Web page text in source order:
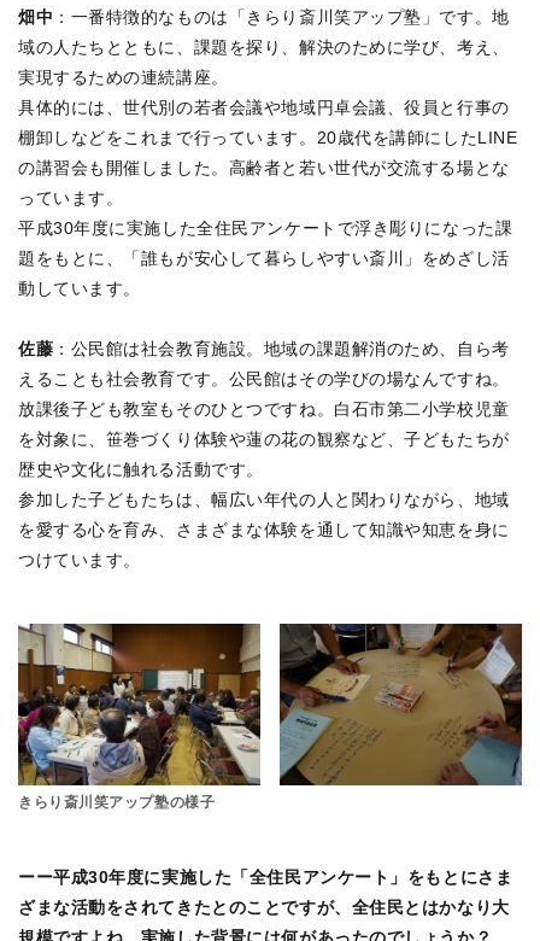
畑中 ：一番特徴的なものは「きらり斎川笑アップ塾」です。地
域の人たちとともに、課題を探り、解決のために学び、考え、
実現するための連続講座。
具体的には、世代別の若者会議や地域円卓会議、役員と行事の
棚卸しなどをこれまで行っています。20歳代を講師にしたLINE
の講習会も開催しました。高齢者と若い世代が交流する場とな
っています。
平成30年度に実施した全住民アンケートで浮き彫りになった課
題をもとに、「誰もが安心して暮らしやすい斎川」をめざし活
動しています。
佐藤 ：公民館は社会教育施設。地域の課題解消のため、自ら考
えることも社会教育です。公民館はその学びの場なんですね。
放課後子ども教室もそのひとつですね。白石市第二小学校児童
を対象に、笹巻づくり体験や蓮の花の観察など、子どもたちが
歴史や文化に触れる活動です。
参加した子どもたちは、幅広い年代の人と関わりながら、地域
を愛する心を育み、さまざまな体験を通して知識や知恵を身に
つけています。
きらり斎川笑アップ塾の様子
ーー平成30年度に実施した「全住民アンケート」をもとにさま
ざまな活動をされてきたとのことですが、全住民とはかなり大
規模ですよね。実施した背景には何があったのでしょうか？